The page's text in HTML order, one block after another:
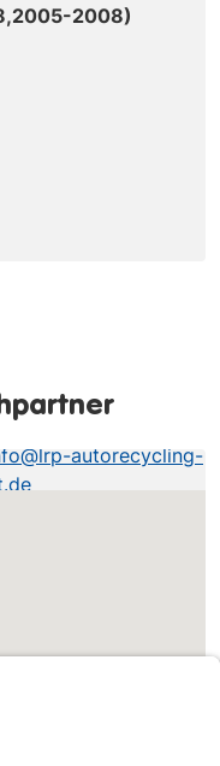
2008)
autorecycling-